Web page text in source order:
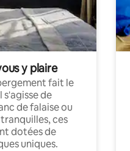
y plaire
fait le
s'agisse de
de falaise ou
ces
dotées de
uniques.